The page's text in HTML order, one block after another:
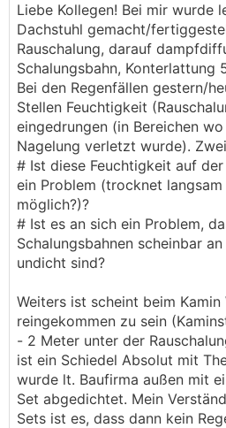
Liebe Kollegen! Bei mir wurde
Dachstuhl gemacht/
Rauschalung, darauf
Schalungsbahn, Konterlattung
Bei den Regenfällen gestern/
Stellen Feuchtigkeit
eingedrungen (in Bereichen
Nagelung verletzt wurde).
# Ist diese Feuchtigkeit auf
ein Problem (trocknet langsam
möglich?)?
# Ist es an sich ein Problem,
Schalungsbahnen scheinbar
undicht sind?
Weiters ist scheint beim Kamin
reingekommen zu sein
- 2 Meter unter der
ist ein Schiedel Absolut mit
wurde lt. Baufirma außen mit
Set abgedichtet. Mein
Sets ist es, dass dann kein